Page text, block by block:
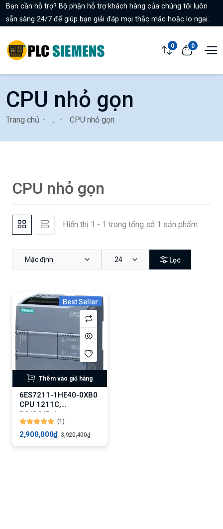
Bạn cần hỗ trợ? Bộ phận hỗ trợ khách hàng của chúng tôi luôn
sẵn sàng 24/7 để giúp bạn giải đáp mọi thắc mắc hoặc lo ngại.
0 0
CPU nhỏ gọn
Trang chủ CPU nhỏ gọn
CPU nhỏ gọn
Hiển thị 1 - 1 trong tổng số 1 sản phẩm
Mặc định 24 Lọc
Best Seller
Thêm vào giỏ hàng
6ES7211-1HE40-0XB0
CPU 1211C,
DC/DC/Relay,
6DI/4DO/2AI
(1)
2,900,000₫ 3,920,400₫